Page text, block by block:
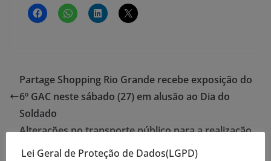
Partage Shopping Rio Grande recebe exposição do
6º GAC neste sábado (27) em alusão ao Dia do
Soldado
Alterações no transporte público para a realização
Lei Geral de Proteção de Dados(LGPD)